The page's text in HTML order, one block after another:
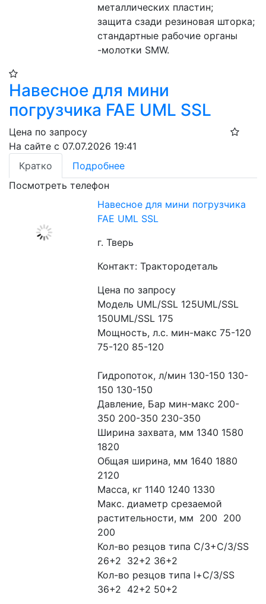
металлических пластин;
защита сзади резиновая шторка;
стандартные рабочие органы
-молотки SMW.
Навесное для мини
погрузчика FAE UML SSL
Цена по запросу
На сайте с 07.07.2026 19:41
Кратко
Подробнее
Посмотреть телефон
Навесное для мини погрузчика
FAE UML SSL
г. Тверь
Контакт: Трактородеталь
Цена по запросу
Модель UML/SSL 125UML/SSL
150UML/SSL 175
Мощность, л.с. мин-макс 75-120
75-120 85-120
Гидропоток, л/мин 130-150 130-
150 130-150
Давление, Бар мин-макс 200-
350 200-350 230-350
Ширина захвата, мм 1340 1580
1820
Общая ширина, мм 1640 1880
2120
Масса, кг 1140 1240 1330
Макс. диаметр срезаемой
растительности, мм  200  200
200
Кол-во резцов типа С/3+С/3/SS
26+2  32+2 36+2
Кол-во резцов типа l+С/3/SS
36+2  42+2 50+2